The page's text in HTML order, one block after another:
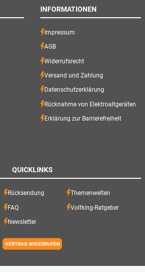
INFORMATIONEN
Impressum
AGB
Widerrufsrecht
Versand und Zahlung
Datenschutzerklärung
Rücknahme von Elektroaltgeräten
Erklärung zur Barrierefreiheit
QUICKLINKS
Rücksendung Themenwelten
FAQ Voltking-Ratgeber
Newsletter
VERTRAG WIDERRUFEN